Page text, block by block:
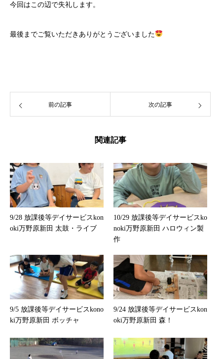
今回はこの辺で失礼します。
最後までご覧いただきありがとうございました
前の記事 次の記事
関連記事
9/28 放課後等デイサービスkon
oki万野原新田 太鼓・ライブ
10/29 放課後等デイサービスko
noki万野原新田 ハロウィン製
作
9/5 放課後等デイサービスkono
ki万野原新田 ボッチャ
9/24 放課後等デイサービスkon
oki万野原新田 森！